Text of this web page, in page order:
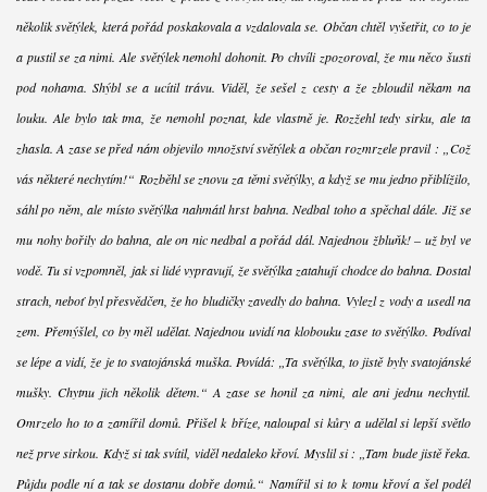
několik světýlek, která pořád poskakovala a vzdalovala se. Občan chtěl vyšetřit, co to je
a pustil se za nimi. Ale světýlek nemohl dohonit. Po chvíli zpozoroval, že mu něco šustí
pod nohama. Shýbl se a ucítil trávu. Viděl, že sešel z cesty a že zbloudil někam na
louku. Ale bylo tak tma, že nemohl poznat, kde vlastně je. Rozžehl tedy sirku, ale ta
zhasla. A zase se před nám objevilo množství světýlek a občan rozmrzele pravil : „Což
vás některé nechytím!“ Rozběhl se znovu za těmi světýlky, a když se mu jedno přiblížilo,
sáhl po něm, ale místo světýlka nahmátl hrst bahna. Nedbal toho a spěchal dále. Již se
mu nohy bořily do bahna, ale on nic nedbal a pořád dál. Najednou žbluňk! – už byl ve
vodě. Tu si vzpomněl, jak si lidé vypravují, že světýlka zatahují chodce do bahna. Dostal
strach, neboť byl přesvědčen, že ho bludičky zavedly do bahna. Vylezl z vody a usedl na
zem. Přemýšlel, co by měl udělat. Najednou uvidí na klobouku zase to světýlko. Podíval
se lépe a vidí, že je to svatojánská muška. Povídá: „Ta světýlka, to jistě byly svatojánské
mušky. Chytnu jich několik dětem.“ A zase se honil za nimi, ale ani jednu nechytil.
Omrzelo ho to a zamířil domů. Přišel k bříze, naloupal si kůry a udělal si lepší světlo
než prve sirkou. Když si tak svítil, viděl nedaleko křoví. Myslil si : „Tam bude jistě řeka.
Půjdu podle ní a tak se dostanu dobře domů.“ Namířil si to k tomu křoví a šel podél